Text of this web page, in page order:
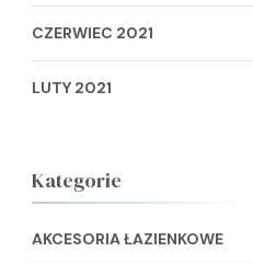
CZERWIEC 2021
LUTY 2021
Kategorie
AKCESORIA ŁAZIENKOWE